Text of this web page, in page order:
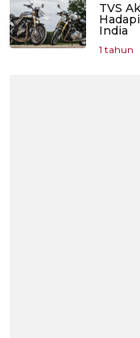
TVS
India
1 tahun